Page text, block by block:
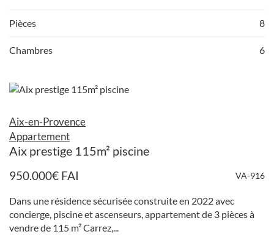
Pièces 8
Chambres 6
Aix-en-Provence
Appartement
Aix prestige 115m² piscine
950.000€ FAI VA-916
Dans une résidence sécurisée construite en 2022 avec
concierge, piscine et ascenseurs, appartement de 3 pièces à
vendre de 115 m² Carrez,...